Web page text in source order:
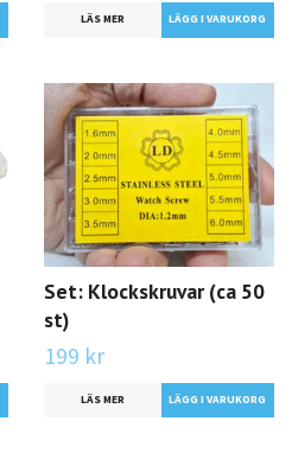
LÄS MER
Set: Klockskruvar (ca 50
st)
199 kr
LÄS MER